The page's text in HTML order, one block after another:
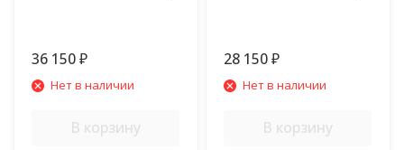
36 150 ₽
Нет в наличии
В корзину
28 150 ₽
Нет в наличии
В корзину